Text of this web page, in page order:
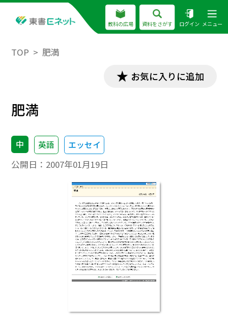
教科の広場 資料をさがす ログイン メニュー
TOP 肥満
お気に入りに追加
肥満
中 英語 エッセイ
公開日： 2007年01月19日